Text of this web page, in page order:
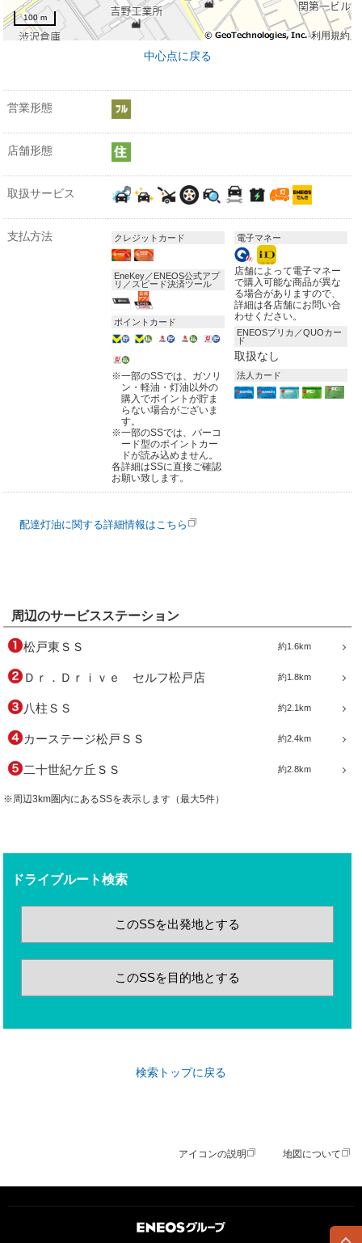
利用規約
100 m
中心点に戻る
営業形態
店舗形態
取扱サービス
支払方法 クレジットカード
EneKey／ENEOS公式アプ
リ／スピード決済ツール
ポイントカード
※一部のSSでは、ガソリ
ン・軽油・灯油以外の
購入でポイントが貯ま
らない場合がございま
す。
※一部のSSでは、バーコ
ード型のポイントカー
ドが読み込めません。
各詳細はSSに直接ご確認
お願い致します。
電子マネー
店舗によって電子マネー
で購入可能な商品が異な
る場合がありますので、
詳細は各店舗にお問い合
わせください。
ENEOSプリカ／QUOカー
ド
取扱なし
法人カード
配達灯油に関する詳細情報はこちら
周辺のサービスステーション
約1.6km
松戸東ＳＳ
約1.8km
Ｄｒ．Ｄｒｉｖｅ セルフ松戸店
約2.1km
八柱ＳＳ
約2.4km
カーステージ松戸ＳＳ
約2.8km
二十世紀ケ丘ＳＳ
※周辺3km圏内にあるSSを表示します（最大5件）
ドライブルート検索
このSSを出発地とする
このSSを目的地とする
検索トップに戻る
アイコンの説明 地図について